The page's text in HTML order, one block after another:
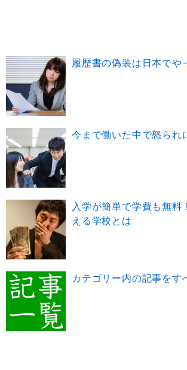
履歴書の偽装は日本でや
今まで働いた中で怒られ
入学が簡単で学費も無料
える学校とは
カテゴリー内の記事をす